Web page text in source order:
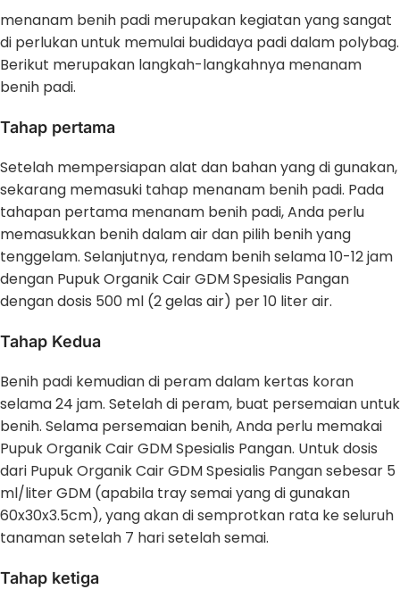
menanam benih padi merupakan kegiatan yang sangat
di perlukan untuk memulai budidaya padi dalam polybag.
Berikut merupakan langkah-langkahnya menanam
benih padi.
Tahap pertama
Setelah mempersiapan alat dan bahan yang di gunakan,
sekarang memasuki tahap menanam benih padi. Pada
tahapan pertama menanam benih padi, Anda perlu
memasukkan benih dalam air dan pilih benih yang
tenggelam. Selanjutnya, rendam benih selama 10-12 jam
dengan Pupuk Organik Cair GDM Spesialis Pangan
dengan dosis 500 ml (2 gelas air) per 10 liter air.
Tahap Kedua
Benih padi kemudian di peram dalam kertas koran
selama 24 jam. Setelah di peram, buat persemaian untuk
benih. Selama persemaian benih, Anda perlu memakai
Pupuk Organik Cair GDM Spesialis Pangan. Untuk dosis
dari Pupuk Organik Cair GDM Spesialis Pangan sebesar 5
ml/liter GDM (apabila tray semai yang di gunakan
60x30x3.5cm), yang akan di semprotkan rata ke seluruh
tanaman setelah 7 hari setelah semai.
Tahap ketiga